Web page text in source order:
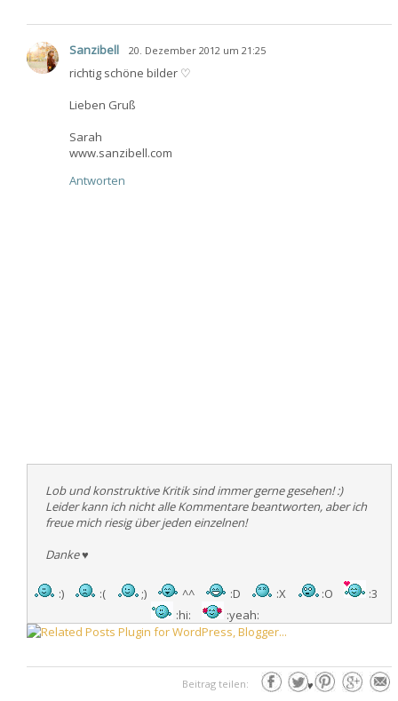
Sanzibell 20. Dezember 2012 um 21:25
richtig schöne bilder ♡
Lieben Gruß
Sarah
www.sanzibell.com
Antworten
Lob und konstruktive Kritik sind immer gerne gesehen! :)
Leider kann ich nicht alle Kommentare beantworten, aber ich
freue mich riesig über jeden einzelnen!
Danke♥
:) :( ;) ^^ :D :X :O
:3
:hi:
:yeah:
♥
Beitrag teilen: